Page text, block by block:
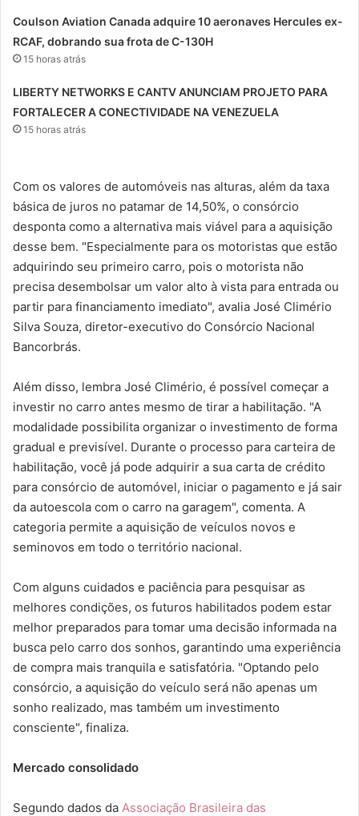
Coulson Aviation Canada adquire 10 aeronaves Hercules ex-
RCAF, dobrando sua frota de C-130H
15 horas atrás
LIBERTY NETWORKS E CANTV ANUNCIAM PROJETO PARA
FORTALECER A CONECTIVIDADE NA VENEZUELA
15 horas atrás
Com os valores de automóveis nas alturas, além da taxa
básica de juros no patamar de 14,50%, o consórcio
desponta como a alternativa mais viável para a aquisição
desse bem. "Especialmente para os motoristas que estão
adquirindo seu primeiro carro, pois o motorista não
precisa desembolsar um valor alto à vista para entrada ou
partir para financiamento imediato", avalia José Climério
Silva Souza, diretor-executivo do Consórcio Nacional
Bancorbrás.
Além disso, lembra José Climério, é possível começar a
investir no carro antes mesmo de tirar a habilitação. "A
modalidade possibilita organizar o investimento de forma
gradual e previsível. Durante o processo para carteira de
habilitação, você já pode adquirir a sua carta de crédito
para consórcio de automóvel, iniciar o pagamento e já sair
da autoescola com o carro na garagem", comenta. A
categoria permite a aquisição de veículos novos e
seminovos em todo o território nacional.
Com alguns cuidados e paciência para pesquisar as
melhores condições, os futuros habilitados podem estar
melhor preparados para tomar uma decisão informada na
busca pelo carro dos sonhos, garantindo uma experiência
de compra mais tranquila e satisfatória. "Optando pelo
consórcio, a aquisição do veículo será não apenas um
sonho realizado, mas também um investimento
consciente", finaliza.
Mercado consolidado
Segundo dados da Associação Brasileira das